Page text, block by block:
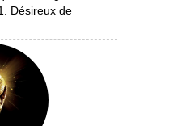
Désireux de